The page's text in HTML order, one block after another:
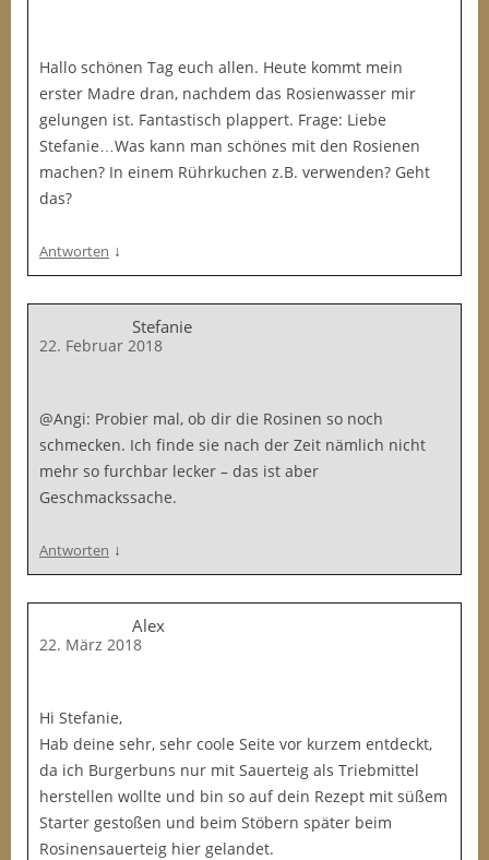
Hallo schönen Tag euch allen. Heute kommt mein
erster Madre dran, nachdem das Rosienwasser mir
gelungen ist. Fantastisch plappert. Frage: Liebe
Stefanie…Was kann man schönes mit den Rosienen
machen? In einem Rührkuchen z.B. verwenden? Geht
das?
Antworten ↓
Stefanie
22. Februar 2018
@Angi: Probier mal, ob dir die Rosinen so noch
schmecken. Ich finde sie nach der Zeit nämlich nicht
mehr so furchbar lecker – das ist aber
Geschmackssache.
Antworten ↓
Alex
22. März 2018
Hi Stefanie,
Hab deine sehr, sehr coole Seite vor kurzem entdeckt,
da ich Burgerbuns nur mit Sauerteig als Triebmittel
herstellen wollte und bin so auf dein Rezept mit süßem
Starter gestoßen und beim Stöbern später beim
Rosinensauerteig hier gelandet.